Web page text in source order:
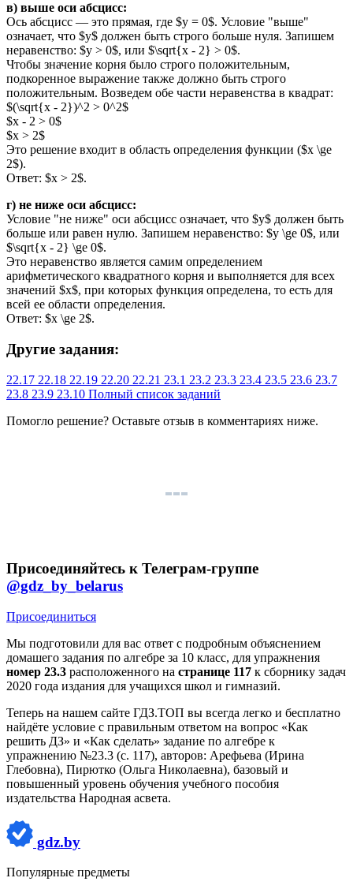
в) выше оси абсцисс:
Ось абсцисс — это прямая, где $y = 0$. Условие "выше"
означает, что $y$ должен быть строго больше нуля. Запишем
неравенство: $y > 0$, или $\sqrt{x - 2} > 0$.
Чтобы значение корня было строго положительным,
подкоренное выражение также должно быть строго
положительным. Возведем обе части неравенства в квадрат:
$(\sqrt{x - 2})^2 > 0^2$
$x - 2 > 0$
$x > 2$
Это решение входит в область определения функции ($x \ge
2$).
Ответ: $x > 2$.
г) не ниже оси абсцисс:
Условие "не ниже" оси абсцисс означает, что $y$ должен быть
больше или равен нулю. Запишем неравенство: $y \ge 0$, или
$\sqrt{x - 2} \ge 0$.
Это неравенство является самим определением
арифметического квадратного корня и выполняется для всех
значений $x$, при которых функция определена, то есть для
всей ее области определения.
Ответ: $x \ge 2$.
Другие задания:
22.17 22.18 22.19 22.20 22.21 23.1 23.2 23.3 23.4 23.5 23.6 23.7
23.8 23.9 23.10 Полный список заданий
Помогло решение? Оставьте отзыв в комментариях ниже.
Присоединяйтесь к Телеграм-группе
@gdz_by_belarus
Присоединиться
Мы подготовили для вас ответ c подробным объяснением
домашего задания по алгебре за 10 класс, для упражнения
номер 23.3 расположенного на странице 117 к сборнику задач
2020 года издания для учащихся школ и гимназий.
Теперь на нашем сайте ГДЗ.ТОП вы всегда легко и бесплатно
найдёте условие с правильным ответом на вопрос «Как
решить ДЗ» и «Как сделать» задание по алгебре к
упражнению №23.3 (с. 117), авторов: Арефьева (Ирина
Глебовна), Пирютко (Ольга Николаевна), базовый и
повышенный уровень обучения учебного пособия
издательства Народная асвета.
gdz.by
Популярные предметы